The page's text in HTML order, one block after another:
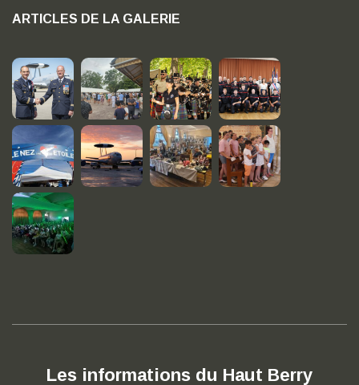
ARTICLES DE LA GALERIE
Les informations du Haut Berry